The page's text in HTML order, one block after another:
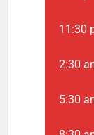
11:30
2:30
5:30